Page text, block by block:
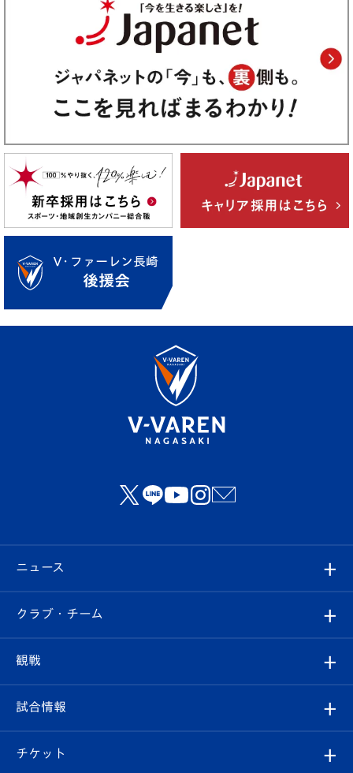
ニュース
すべて
クラブ
試合情報
クラブ・チーム
クラブ概要
観戦
観戦ルール
試合情報
試合日程/結果
チケット